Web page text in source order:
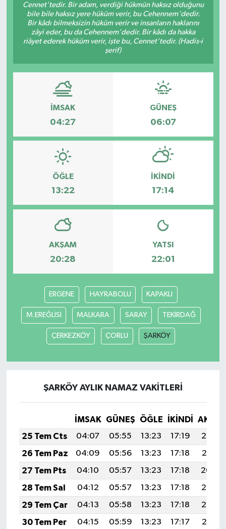
Cennet'tedir. Bir adam, verdiği hükmün haksız olduğunu
bile bile haksız yere hüküm verir, bu Cehennem'dedir.
Bir kâdı bilmeksizin hüküm verir ve insanların haklarını
zâyi eder, bu da Cehennem'dedir. Bir kâdı da hakka
riâyet ederek hüküm verir, işte bu, Cennet'tedir. (Hadis-i
şerif)
İMSAK
04:27
GÜNEŞ
06:07
ÖĞLE
13:22
İKINDI
17:14
AKŞAM
20:28
YATSI
22:01
ERGENE HAYRABOLU KAPAKLI
M.EREĞLİSİ MALKARA SARAY TEKİRDAĞ
ÇERKEZKÖY ÇORLU ŞARKÖY
ŞARKÖY AYLIK NAMAZ VAKITLERI
İMSAK GÜNEŞ ÖĞLE İKINDI
25 Tem Cts
04:07 05:55 13:23 17:19
20:42
26 Tem Paz
04:09 05:56 13:23 17:18
20:41
27 Tem Pts
04:10 05:57 13:23 17:18
20:40
28 Tem Sal
04:12 05:57 13:23 17:18
20:39
29 Tem Çar
04:13 05:58 13:23 17:18
20:38
30 Tem Per
04:15 05:59 13:23 17:17
20:37
Dünya
Magazin
Gündem
Kültür & Sanat
Bilim
Bilim, Teknoloji